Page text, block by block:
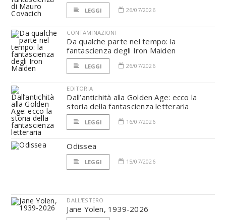
LEGGI 26/07/2026
CONTAMINAZIONI
Da qualche parte nel tempo: la
fantascienza degli Iron Maiden
LEGGI 26/07/2026
EDITORIA
Dall’antichità alla Golden Age: ecco la
storia della fantascienza letteraria
LEGGI 16/07/2026
Odissea
LEGGI 15/07/2026
DALL'ESTERO
Jane Yolen, 1939-2026